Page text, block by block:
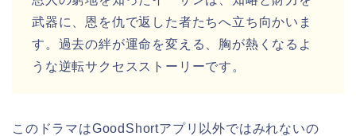
武器に、恩を仇で返した者たちへ立ち向かいま
す。過去の絆が運命を変える、胸が熱くなるよ
うな逆転サクセスストーリーです。
このドラマはGoodShortアプリ以外ではみれないの